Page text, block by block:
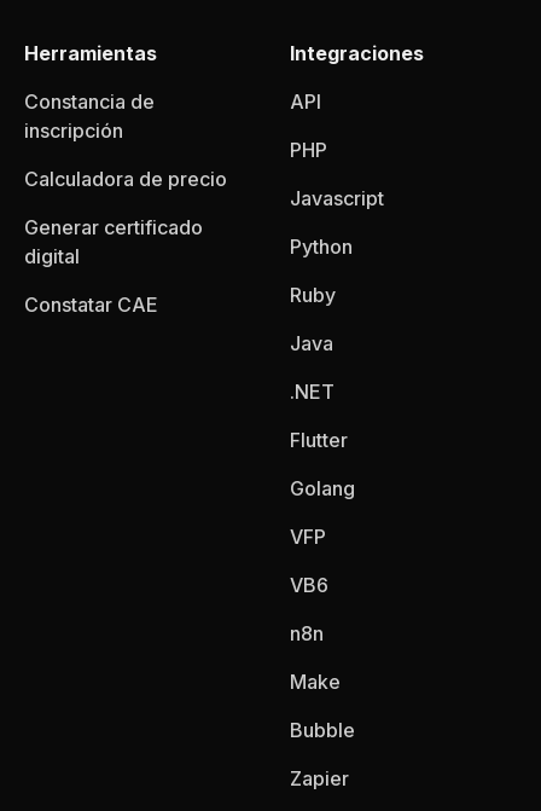
Herramientas
Constancia de
inscripción
Calculadora de precio
Generar certificado
digital
Constatar CAE
Integraciones
API
PHP
Javascript
Python
Ruby
Java
.NET
Flutter
Golang
VFP
VB6
n8n
Make
Bubble
Zapier